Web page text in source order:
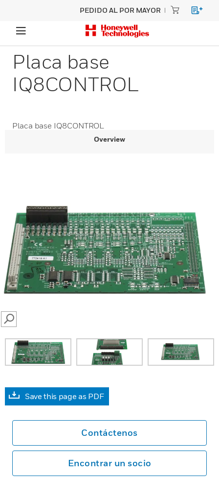
PEDIDO AL POR MAYOR
Placa base
IQ8CONTROL
Placa base IQ8CONTROL
Overview
SEARCH
Save this page as PDF
Contáctenos
Encontrar un socio